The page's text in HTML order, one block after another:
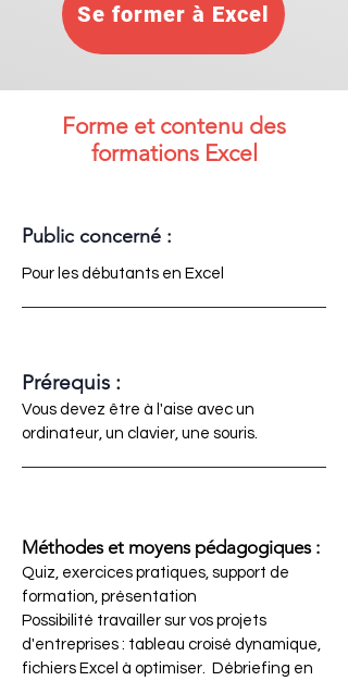
Se former à Excel
Forme et contenu des
formations Excel
Public concerné :
Pour les débutants en Excel
Prérequis :
Vous devez être à l'aise avec un
ordinateur, un clavier, une souris.
Méthodes et moyens pédagogiques :
Quiz, exercices pratiques, support de
formation, présentation
Possibilité travailler sur vos projets
d'entreprises : tableau croisé dynamique,
fichiers Excel à optimiser. Débriefing en